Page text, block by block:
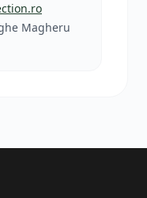
Magheru